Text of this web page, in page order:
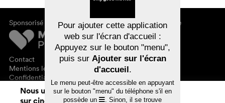
Sponsorisé par
Contact
Mentions légales
Confidentialité des données
À propos de cinefile
S'inscrire/s'abonner
Newsletter
FAQ
Bons-cadeaux
Nous utilisons des cookies. En naviguant
sur cinefile.ch, vous acceptez notre
Pour ajouter cette application
web sur l'écran d'accueil :
Appuyez sur le bouton "menu",
puis sur Ajouter sur l'écran
d'accueil.
Le menu peut-être accessible en appuyant
sur le bouton "menu" du téléphone s'il en
possède un
. Sinon, il se trouve